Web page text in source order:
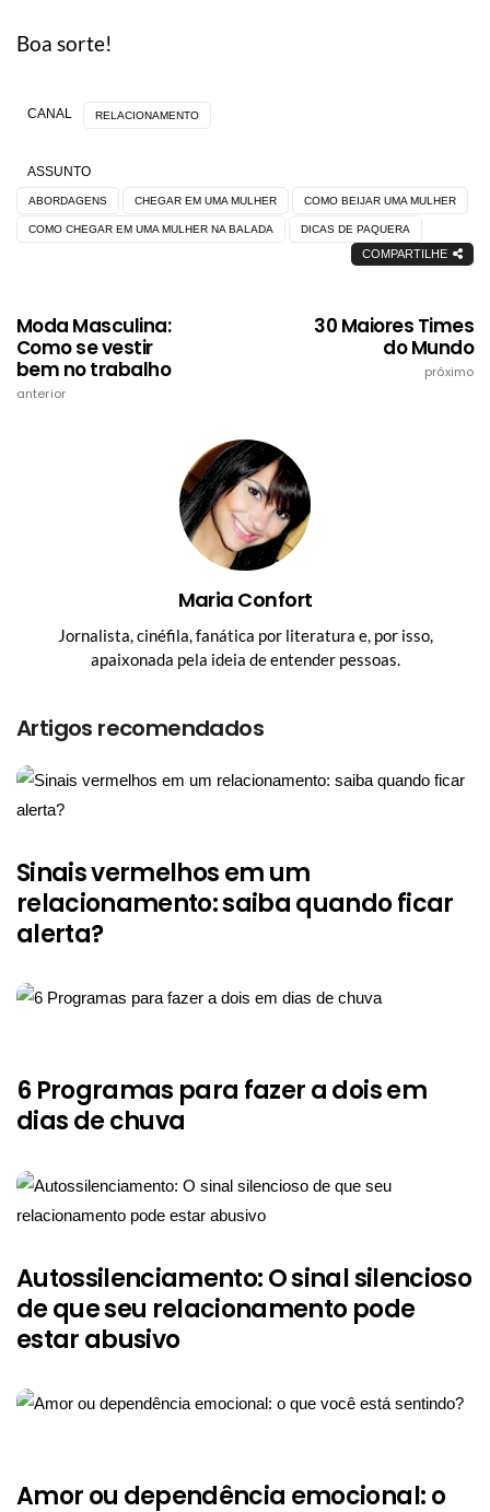
Boa sorte!
CANAL RELACIONAMENTO
ASSUNTO
ABORDAGENS CHEGAR EM UMA MULHER COMO BEIJAR UMA MULHER
COMO CHEGAR EM UMA MULHER NA BALADA DICAS DE PAQUERA
COMPARTILHE
Moda Masculina:
Como se vestir
bem no trabalho
anterior
30 Maiores Times
do Mundo
próximo
Maria Confort
Jornalista, cinéfila, fanática por literatura e, por isso,
apaixonada pela ideia de entender pessoas.
Artigos recomendados
Sinais vermelhos em um
relacionamento: saiba quando ficar
alerta?
6 Programas para fazer a dois em
dias de chuva
Autossilenciamento: O sinal silencioso
de que seu relacionamento pode
estar abusivo
Amor ou dependência emocional: o